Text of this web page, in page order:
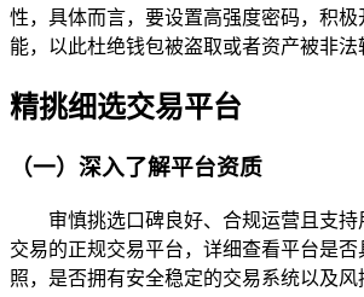
性，具体而言，要设置高强度密码，积极
能，以此杜绝钱包被盗取或者资产被非法
精挑细选交易平台
（一）深入了解平台资质
审慎挑选口碑良好、合规运营且支
交易的正规交易平台，详细查看平台是
照，是否拥有安全稳定的交易系统以及风